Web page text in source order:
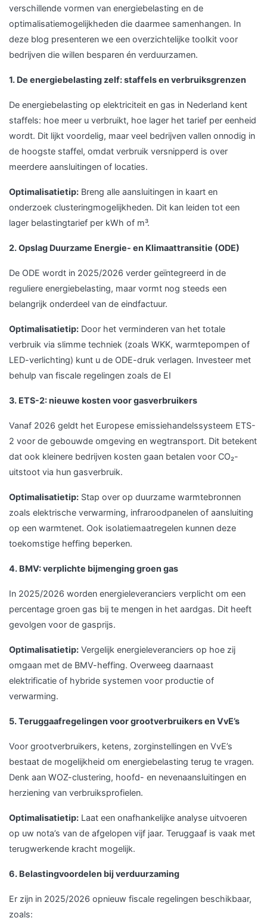
verschillende vormen van energiebelasting en de
optimalisatiemogelijkheden die daarmee samenhangen. In
deze blog presenteren we een overzichtelijke toolkit voor
bedrijven die willen besparen én verduurzamen.
1. De energiebelasting zelf: staffels en verbruiksgrenzen
De energiebelasting op elektriciteit en gas in Nederland kent
staffels: hoe meer u verbruikt, hoe lager het tarief per eenheid
wordt. Dit lijkt voordelig, maar veel bedrijven vallen onnodig in
de hoogste staffel, omdat verbruik versnipperd is over
meerdere aansluitingen of locaties.
Optimalisatietip: Breng alle aansluitingen in kaart en
onderzoek clusteringmogelijkheden. Dit kan leiden tot een
lager belastingtarief per kWh of m³.
2. Opslag Duurzame Energie- en Klimaattransitie (ODE)
De ODE wordt in 2025/2026 verder geïntegreerd in de
reguliere energiebelasting, maar vormt nog steeds een
belangrijk onderdeel van de eindfactuur.
Optimalisatietip: Door het verminderen van het totale
verbruik via slimme techniek (zoals WKK, warmtepompen of
LED-verlichting) kunt u de ODE-druk verlagen. Investeer met
behulp van fiscale regelingen zoals de EI
3. ETS-2: nieuwe kosten voor gasverbruikers
Vanaf 2026 geldt het Europese emissiehandelssysteem ETS-
2 voor de gebouwde omgeving en wegtransport. Dit betekent
dat ook kleinere bedrijven kosten gaan betalen voor CO₂-
uitstoot via hun gasverbruik.
Optimalisatietip: Stap over op duurzame warmtebronnen
zoals elektrische verwarming, infraroodpanelen of aansluiting
op een warmtenet. Ook isolatiemaatregelen kunnen deze
toekomstige heffing beperken.
4. BMV: verplichte bijmenging groen gas
In 2025/2026 worden energieleveranciers verplicht om een
percentage groen gas bij te mengen in het aardgas. Dit heeft
gevolgen voor de gasprijs.
Optimalisatietip: Vergelijk energieleveranciers op hoe zij
omgaan met de BMV-heffing. Overweeg daarnaast
elektrificatie of hybride systemen voor productie of
verwarming.
5. Teruggaafregelingen voor grootverbruikers en VvE’s
Voor grootverbruikers, ketens, zorginstellingen en VvE’s
bestaat de mogelijkheid om energiebelasting terug te vragen.
Denk aan WOZ-clustering, hoofd- en nevenaansluitingen en
herziening van verbruiksprofielen.
Optimalisatietip: Laat een onafhankelijke analyse uitvoeren
op uw nota’s van de afgelopen vijf jaar. Teruggaaf is vaak met
terugwerkende kracht mogelijk.
6. Belastingvoordelen bij verduurzaming
Er zijn in 2025/2026 opnieuw fiscale regelingen beschikbaar,
zoals: